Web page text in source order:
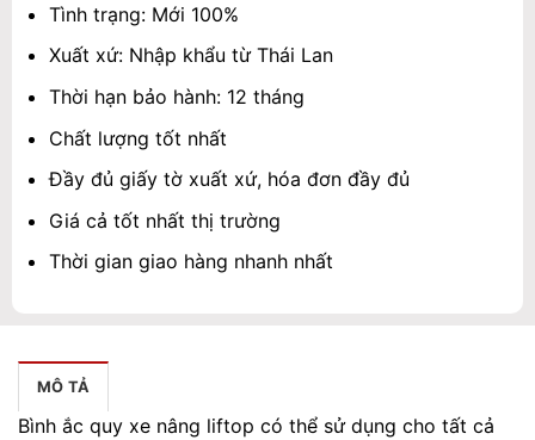
Tình trạng: Mới 100%
Xuất xứ: Nhập khẩu từ Thái Lan
Thời hạn bảo hành: 12 tháng
Chất lượng tốt nhất
Đầy đủ giấy tờ xuất xứ, hóa đơn đầy đủ
Giá cả tốt nhất thị trường
Thời gian giao hàng nhanh nhất
MÔ TẢ
Bình ắc quy xe nâng liftop có thể sử dụng cho tất cả